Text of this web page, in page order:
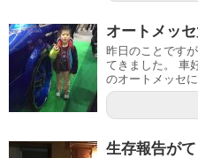
オートメッ
昨日のことです
てきました。 車
のオートメッセ
生存報告がて